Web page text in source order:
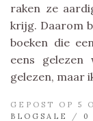
raken ze
krijg. Daarom
boeken die
eens gelezen
gelezen, maar
GEPOST OP 5
BLOGSALE
/ 0